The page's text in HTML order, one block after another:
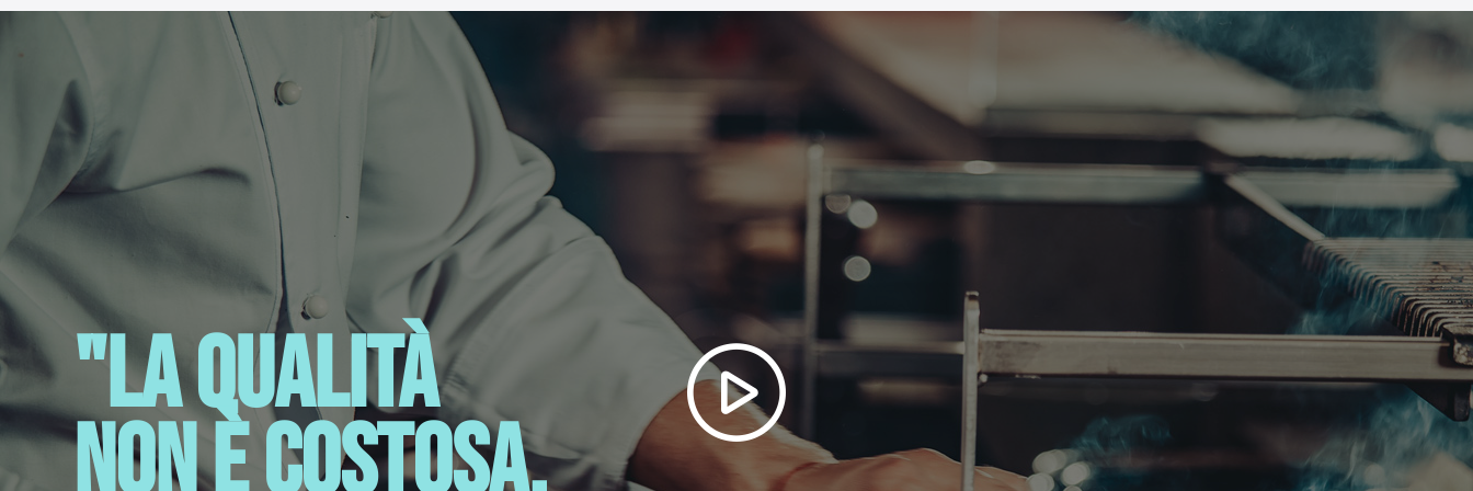
Chiave di ricambio
No
Tipo di installazione
Tipo di porte
Porta a battente
Dimensioni (LxLxH)
Peso
Dimensioni di spedizione (LxLxH)
66 x 65 x 89 cm
Peso di spedizione
Pacchetto di consegna
Frigorifero per vino RCWI-6G
6 inserti
Manuale di istruzioni
Tecnico - manuale Scaricamento PDF
"La qualità
non è costosa,